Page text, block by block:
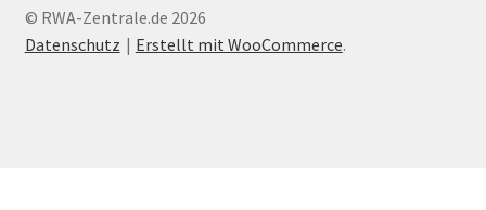
© RWA-Zentrale.de 2026
Datenschutz
Erstellt mit WooCommerce.